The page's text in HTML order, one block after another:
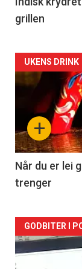
grillen
Forsiden
akkurat
nå
-
2
+
UKENS DRINK
Når du er lei
trenger
Forsiden
akkurat
GODBITER I